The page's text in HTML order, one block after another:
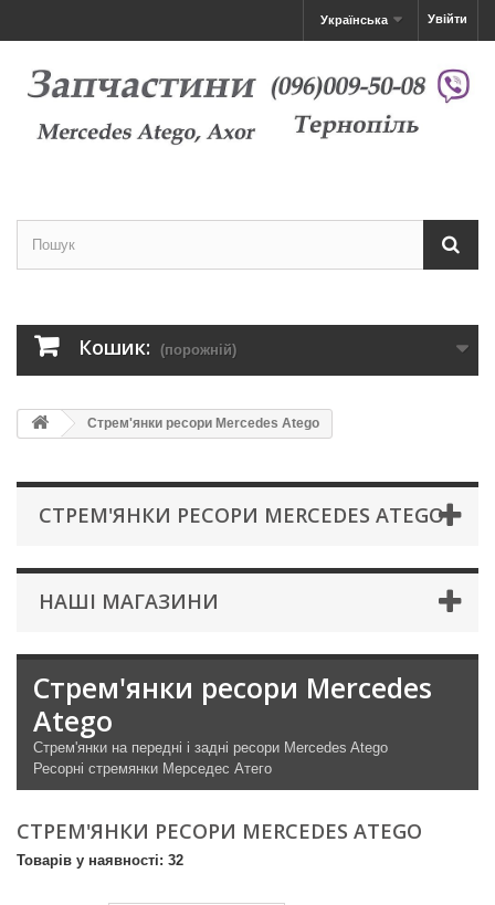
Увійти
Українська
Кошик: (порожній)
Стрем'янки ресори Mercedes Atego
СТРЕМ'ЯНКИ РЕСОРИ MERCEDES ATEGO
НАШІ МАГАЗИНИ
Стрем'янки ресори Mercedes
Atego
Стрем'янки на передні і задні ресори Mercedes Atego
Ресорні стремянки Мерседес Атего
СТРЕМ'ЯНКИ РЕСОРИ MERCEDES ATEGO
Товарів у наявності: 32